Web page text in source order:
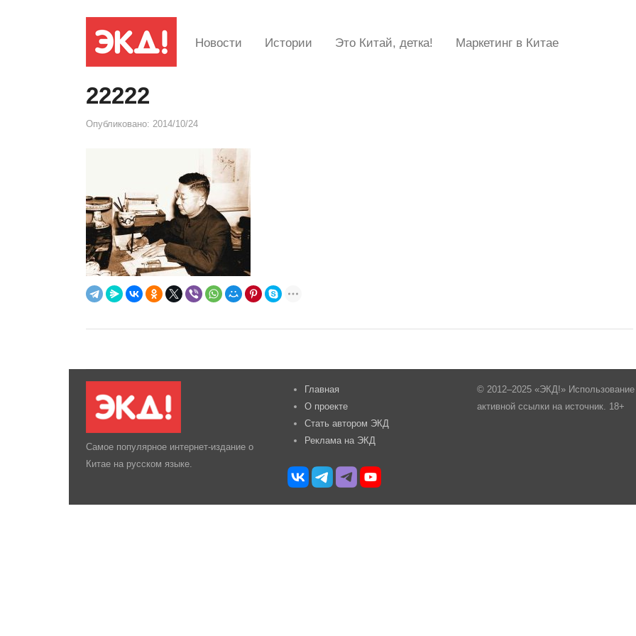
Новости Истории Это Китай, детка! Маркетинг в Китае
22222
Опубликовано: 2014/10/24
Самое популярное интернет-издание о
Китае на русском языке.
Главная
О проекте
Стать автором ЭКД
Реклама на ЭКД
© 2012–2025 «ЭКД!»
активной ссылки на источник. 18+